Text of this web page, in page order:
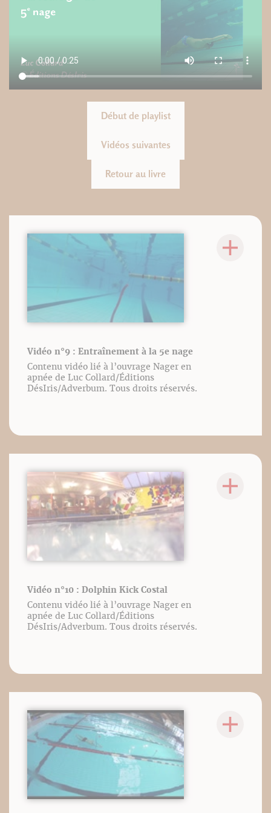
Début de playlist
Vidéos suivantes
Retour au livre
Vidéo n°9 : Entraînement à la 5e nage
Contenu vidéo lié à l’ouvrage Nager en
apnée de Luc Collard/Éditions
DésIris/Adverbum. Tous droits réservés.
Vidéo n°10 : Dolphin Kick Costal
Contenu vidéo lié à l’ouvrage Nager en
apnée de Luc Collard/Éditions
DésIris/Adverbum. Tous droits réservés.